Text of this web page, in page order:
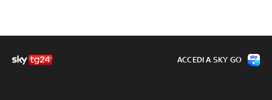
ACCEDI A SKY GO